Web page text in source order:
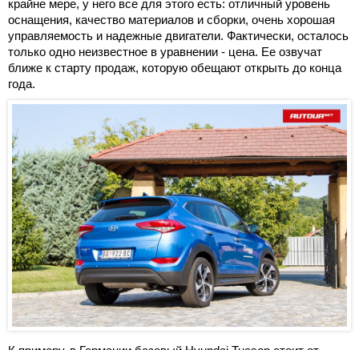
крайне мере, у него все для этого есть: отличный уровень
оснащения, качество материалов и сборки, очень хорошая
управляемость и надежные двигатели. Фактически, осталось
только одно неизвестное в уравнении - цена. Ее озвучат
ближе к старту продаж, которую обещают открыть до конца
года.